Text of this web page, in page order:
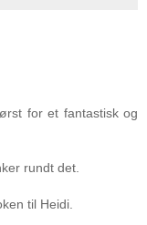
for et fantastisk og
rundt det.
til Heidi.